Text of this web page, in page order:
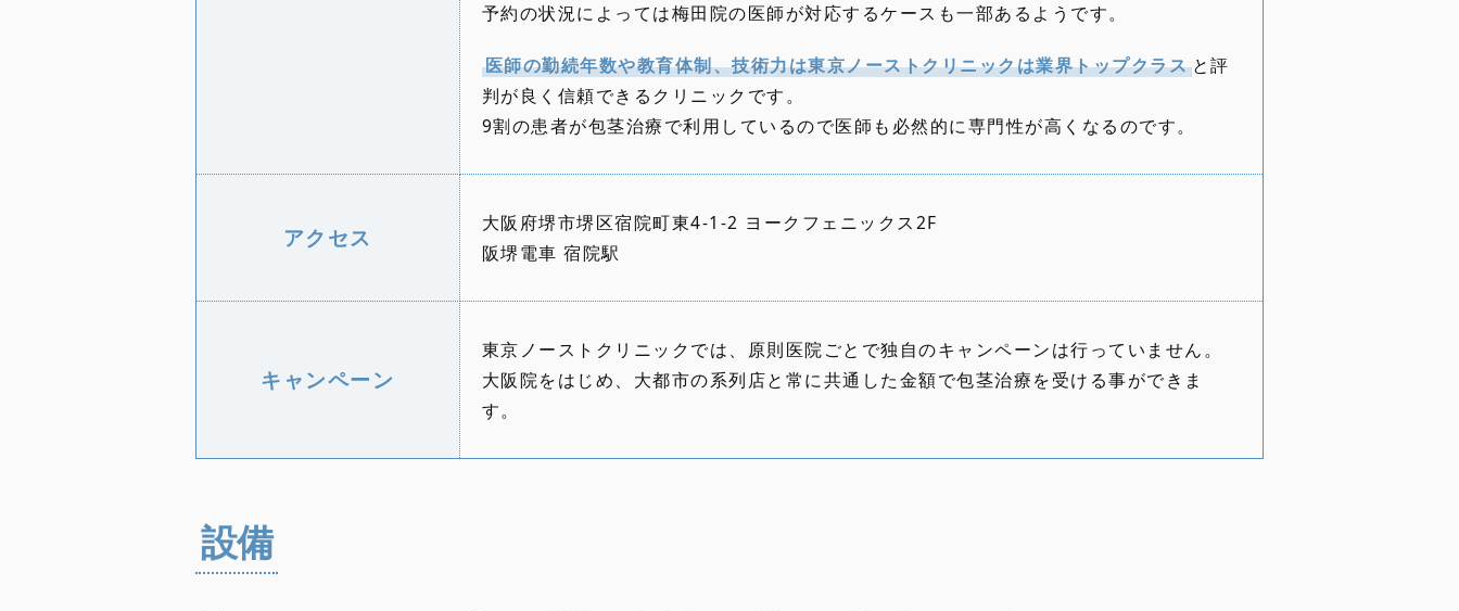
予約の状況によっては梅田院の医師が対応するケースも一部あるようです。
医師の勤続年数や教育体制、技術力は東京ノーストクリニックは業界トップクラスと評
判が良く信頼できるクリニックです。
9割の患者が包茎治療で利用しているので医師も必然的に専門性が高くなるのです。
アクセス
大阪府堺市堺区宿院町東4-1-2 ヨークフェニックス2F
阪堺電車 宿院駅
キャンペーン
東京ノーストクリニックでは、原則医院ごとで独自のキャンペーンは行っていません。
大阪院をはじめ、大都市の系列店と常に共通した金額で包茎治療を受ける事ができま
す。
設備